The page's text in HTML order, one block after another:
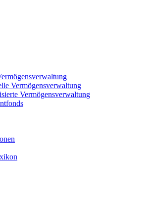
Vermögensverwaltung
Vermögensverwaltung